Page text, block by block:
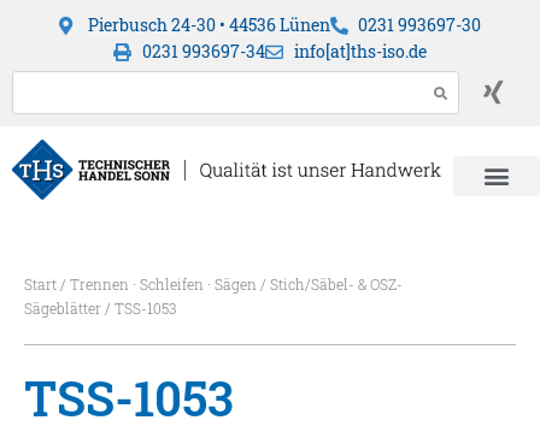
Pierbusch 24-30 • 44536 Lünen
0231 993697-30
0231 993697-34
info[at]ths-iso.de
Start/ Trennen · Schleifen · Sägen / Stich/Säbel- & OSZ-
Sägeblätter/ TSS-1053
TSS-1053